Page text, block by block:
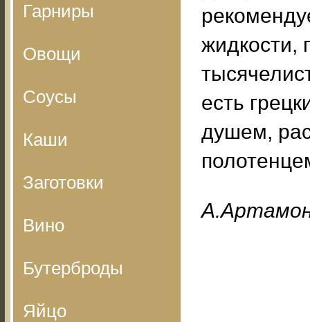
Гарниры
Овощи
Соусы
Каши
Заготовки
Вино
Бутерброды
Яйцо
жидкости,
есть
душем,